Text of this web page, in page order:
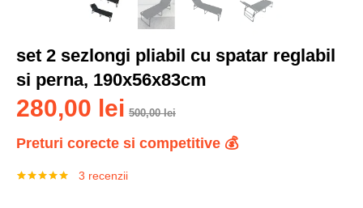
set 2 sezlongi pliabil cu spatar reglabil
si perna, 190x56x83cm
280,00 lei 500,00lei
Preturi corecte si competitive 💰
3 recenzii